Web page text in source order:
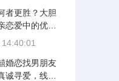
者更胜？大胆
恋爱中的优势
婚恋找男朋友
诚寻爱，线上